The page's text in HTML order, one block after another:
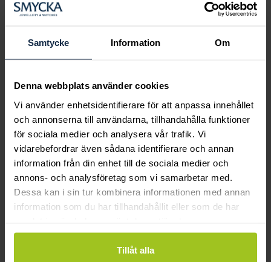
Samtycke Information Om
Denna webbplats använder cookies
Vi använder enhetsidentifierare för att anpassa innehållet
och annonserna till användarna, tillhandahålla funktioner
för sociala medier och analysera vår trafik. Vi
vidarebefordrar även sådana identifierare och annan
information från din enhet till de sociala medier och
annons- och analysföretag som vi samarbetar med.
Dessa kan i sin tur kombinera informationen med annan
information som du har tillhandahållit eller som de har
Tillåt alla
drömring för varje tillfälle i livet. Bokar du
perfekt för just din stil och smak.